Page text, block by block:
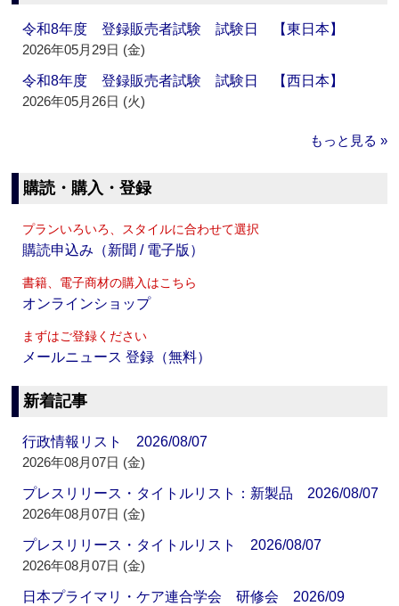
令和8年度 登録販売者試験 試験日 【東日本】
2026年05月29日 (金)
令和8年度 登録販売者試験 試験日 【西日本】
2026年05月26日 (火)
もっと見る »
購読・購入・登録
プランいろいろ、スタイルに合わせて選択
購読申込み（新聞 / 電子版）
書籍、電子商材の購入はこちら
オンラインショップ
まずはご登録ください
メールニュース 登録（無料）
新着記事
行政情報リスト 2026/08/07
2026年08月07日 (金)
プレスリリース・タイトルリスト：新製品 2026/08/07
2026年08月07日 (金)
プレスリリース・タイトルリスト 2026/08/07
2026年08月07日 (金)
日本プライマリ・ケア連合学会 研修会 2026/09